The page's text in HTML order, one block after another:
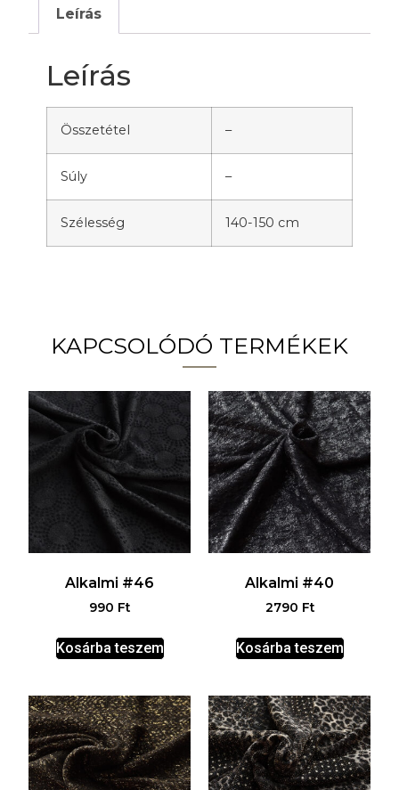
Leírás
Leírás
Összetétel –
Súly –
Szélesség 140-150 cm
KAPCSOLÓDÓ TERMÉKEK
Alkalmi #46
990 Ft
Kosárba teszem
Alkalmi #40
2790 Ft
Kosárba teszem